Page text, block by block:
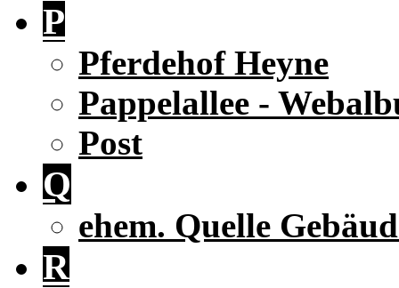
P
Pferdehof Heyne
Pappelallee -
Post
Q
ehem. Quelle
R